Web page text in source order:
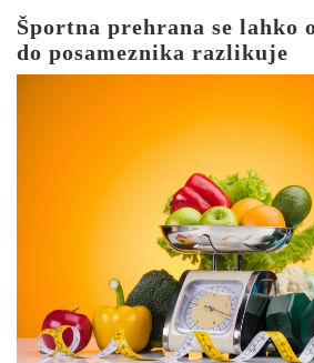
Športna prehrana se lahko
do posameznika razlikuje